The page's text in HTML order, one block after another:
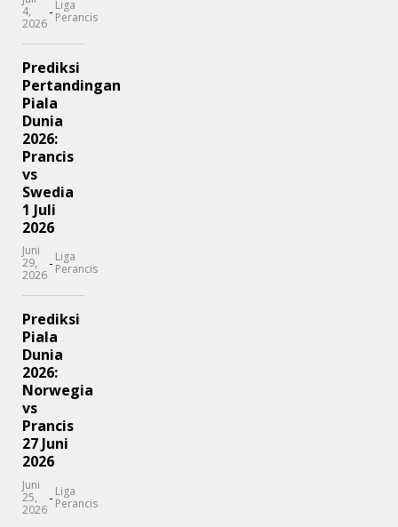
4,
2026
- Liga
Perancis
Prediksi
Pertandingan
Piala
Dunia
2026:
Prancis
vs
Swedia
1 Juli
2026
Juni
29,
2026
- Liga
Perancis
Prediksi
Piala
Dunia
2026:
Norwegia
vs
Prancis
27 Juni
2026
Juni
25,
2026
- Liga
Perancis